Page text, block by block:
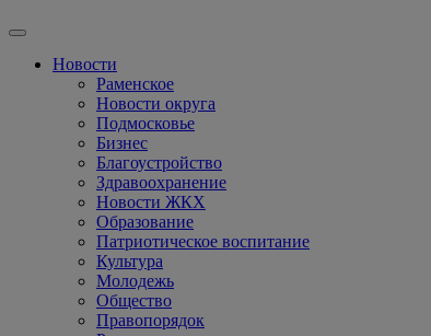
Новости
Раменское
Новости округа
Подмосковье
Бизнес
Благоустройство
Здравоохранение
Новости ЖКХ
Образование
Патриотическое воспитание
Культура
Молодежь
Общество
Правопорядок